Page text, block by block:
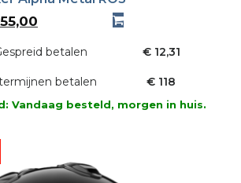
is:betalen € 12,31
betalen € 118
Vandaag besteld, morgen in huis.